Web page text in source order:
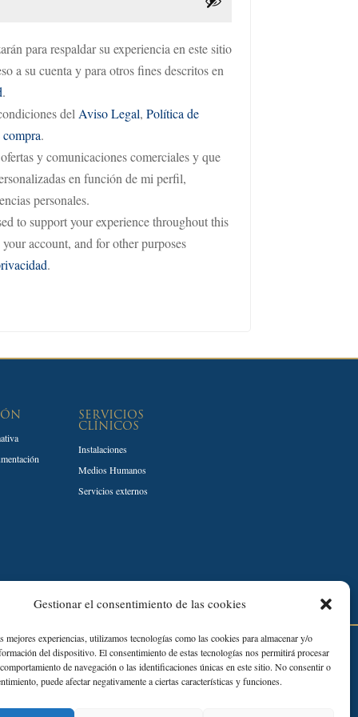
Gestionar el consentimiento de las cookies
mejores experiencias, utilizamos tecnologías como las cookies para almacenar y/o
del dispositivo. El consentimiento de estas tecnologías nos permitirá procesar
de navegación o las identificaciones únicas en este sitio. No consentir o
puede afectar negativamente a ciertas características y funciones.
para respaldar su experiencia en este sitio
a su cuenta y para otros fines descritos en
.
del Aviso Legal, Política de
.
y comunicaciones comerciales y que
en función de mi perfil,
personales.
to support your experience throughout this
account, and for other purposes
.
SERVICIOS
CLÍNICOS
Instalaciones
Medios Humanos
Servicios externos
Desarrollado por: